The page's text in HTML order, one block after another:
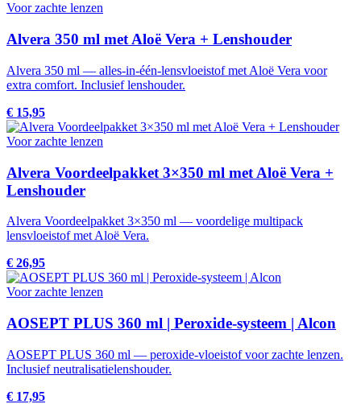
Voor zachte lenzen
Alvera 350 ml met Aloë Vera + Lenshouder
Alvera 350 ml — alles-in-één-lensvloeistof met Aloë Vera voor
extra comfort. Inclusief lenshouder.
€ 15,95
Voor zachte lenzen
Alvera Voordeelpakket 3×350 ml met Aloë Vera +
Lenshouder
Alvera Voordeelpakket 3×350 ml — voordelige multipack
lensvloeistof met Aloë Vera.
€ 26,95
Voor zachte lenzen
AOSEPT PLUS 360 ml | Peroxide-systeem | Alcon
AOSEPT PLUS 360 ml — peroxide-vloeistof voor zachte lenzen.
Inclusief neutralisatielenshouder.
€ 17,95